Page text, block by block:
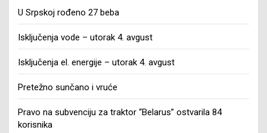
U Srpskoj rođeno 27 beba
Isključenja vode – utorak 4. avgust
Isključenja el. energije – utorak 4. avgust
Pretežno sunčano i vruće
Pravo na subvenciju za traktor “Belarus” ostvarila 84
korisnika